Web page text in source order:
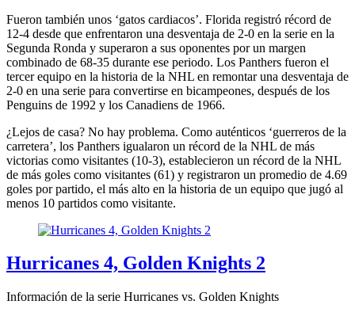
Fueron también unos ‘gatos cardiacos’. Florida registró récord de
12-4 desde que enfrentaron una desventaja de 2-0 en la serie en la
Segunda Ronda y superaron a sus oponentes por un margen
combinado de 68-35 durante ese periodo. Los Panthers fueron el
tercer equipo en la historia de la NHL en remontar una desventaja de
2-0 en una serie para convertirse en bicampeones, después de los
Penguins de 1992 y los Canadiens de 1966.
¿Lejos de casa? No hay problema. Como auténticos ‘guerreros de la
carretera’, los Panthers igualaron un récord de la NHL de más
victorias como visitantes (10-3), establecieron un récord de la NHL
de más goles como visitantes (61) y registraron un promedio de 4.69
goles por partido, el más alto en la historia de un equipo que jugó al
menos 10 partidos como visitante.
Hurricanes 4, Golden Knights 2
Información de la serie Hurricanes vs. Golden Knights